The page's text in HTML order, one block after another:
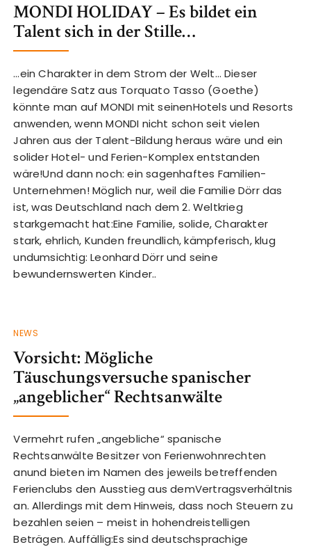
MONDI HOLIDAY – Es bildet ein
Talent sich in der Stille…
…ein Charakter in dem Strom der Welt… Dieser
legendäre Satz aus Torquato Tasso (Goethe)
könnte man auf MONDI mit seinenHotels und Resorts
anwenden, wenn MONDI nicht schon seit vielen
Jahren aus der Talent-Bildung heraus wäre und ein
solider Hotel- und Ferien-Komplex entstanden
wäre!Und dann noch: ein sagenhaftes Familien-
Unternehmen! Möglich nur, weil die Familie Dörr das
ist, was Deutschland nach dem 2. Weltkrieg
starkgemacht hat:Eine Familie, solide, Charakter
stark, ehrlich, Kunden freundlich, kämpferisch, klug
undumsichtig: Leonhard Dörr und seine
bewundernswerten Kinder..
NEWS
Vorsicht: Mögliche
Täuschungsversuche spanischer
„angeblicher“ Rechtsanwälte
Vermehrt rufen „angebliche“ spanische
Rechtsanwälte Besitzer von Ferienwohnrechten
anund bieten im Namen des jeweils betreffenden
Ferienclubs den Ausstieg aus demVertragsverhältnis
an. Allerdings mit dem Hinweis, dass noch Steuern zu
bezahlen seien – meist in hohendreistelligen
Beträgen. Auffällig:Es sind deutschsprachige